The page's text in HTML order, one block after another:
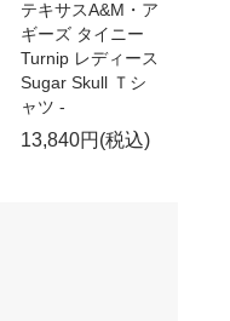
テキサスA&M・ア
ギーズ タイニー
Turnip レディース
Sugar Skull Ｔシ
ャツ -
13,840円(税込)